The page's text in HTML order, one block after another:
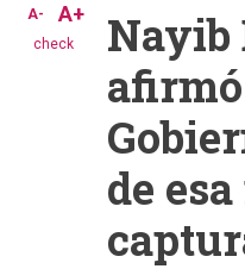
check
A- A+
Nayib
de